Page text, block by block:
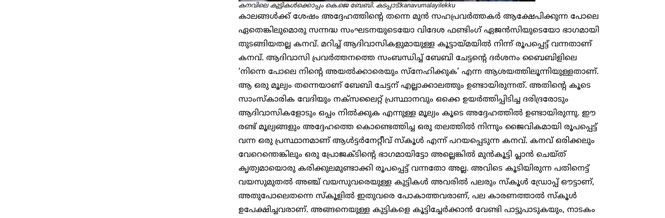
കനവിലെ കുട്ടികൾക്കൊപ്പം കെ.ജെ ബേബി. കടപ്പാട്:kanavumalayilekku
കാലങ്ങൾക്ക് ശേഷം അദ്ദേഹത്തിന്റെ തന്നെ മുൻ സഹപ്രവർത്തകർ ആക്ഷേപിക്കുന്ന പോലെ
ഏതെങ്കിലുമൊരു സന്നദ്ധ സംഘടനയുടെയോ വിദേശ ഫണ്ടിംഗ് ഏജൻസിയുടെയോ ഭാഗമായി
തുടങ്ങിയതല്ല കനവ്. മറിച്ച് ആദിവാസികളുമായുള്ള കൂട്ടായ്മയിൽ നിന്ന് രൂപപ്പെട്ട് വന്നതാണ്
കനവ്. ആദിവാസി പ്രവർത്തനത്തെ സംബന്ധിച്ച് ബേബി ചേട്ടന്റെ ദർശനം ബൈബിളിലെ
‘നിന്നെ പോലെ നിന്റെ അയൽക്കാരെയും സ്നേഹിക്കുക’ എന്ന ആശയത്തിലൂന്നിയുള്ളതാണ്.
ആ ഒരു മൂല്യം തന്നെയാണ് ബേബി ചേട്ടന് എല്ലാക്കാലത്തും ഉണ്ടായിരുന്നത്. അതിന്റെ കൂടെ
സാംസ്കാരിക വേദിയും നക്സലൈറ്റ് പ്രസ്ഥാനവും ഒക്കെ ഉയർത്തിപ്പിടിച്ച ദരിദ്രരോടും
ആദിവാസികളോടും ഒപ്പം നിൽക്കുക എന്നുള്ള മൂല്യം കൂടെ അദ്ദേഹത്തിൽ ഉണ്ടായിരുന്നു. ഈ
രണ്ട് മൂല്യങ്ങളും അദ്ദേഹത്തെ കൊണ്ടെത്തിച്ച ഒരു തലത്തിൽ നിന്നും ജൈവികമായി രൂപപ്പെട്ട്
വന്ന ഒരു പ്രസ്ഥാനമാണ് ആൾട്ടർനേറ്റീവ് സ്കൂൾ എന്ന് പറയപ്പെടുന്ന കനവ്. കനവ് ഒരിക്കലും
വേറെന്തെങ്കിലും ഒരു പ്രോജക്ടിന്റെ ഭാഗമായിട്ടോ അല്ലെങ്കിൽ മുൻകൂട്ടി പ്ലാൻ ചെയ്ത്
കൃത്യമായൊരു കരിക്കുലമുണ്ടാക്കി രൂപപ്പെട്ട് വന്നതോ അല്ല. അവിടെ കൂടിയിരുന്ന പതിനെട്ട്
വയസുമുതൽ അഞ്ച് വയസുവരെയുള്ള കുട്ടികൾ അവരിൽ പലരും സ്കൂൾ ഡ്രോപ്പ് ഔട്ടാണ്,
അതുപോലെതന്നെ സ്കൂളിൽ ഇതുവരെ പോകാത്തവരാണ്, പല കാരണത്താൽ സ്കൂൾ
ഉപേക്ഷിച്ചവരാണ്. അങ്ങനെയുള്ള കുട്ടികളെ കൂട്ടിച്ചേർക്കാൻ വേണ്ടി പാട്ടുപാടുകയും, നാടകം